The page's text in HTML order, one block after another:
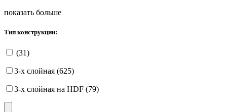
показать больше
Тип конструкции:
(31)
3-х слойная (625)
3-х слойная на HDF (79)